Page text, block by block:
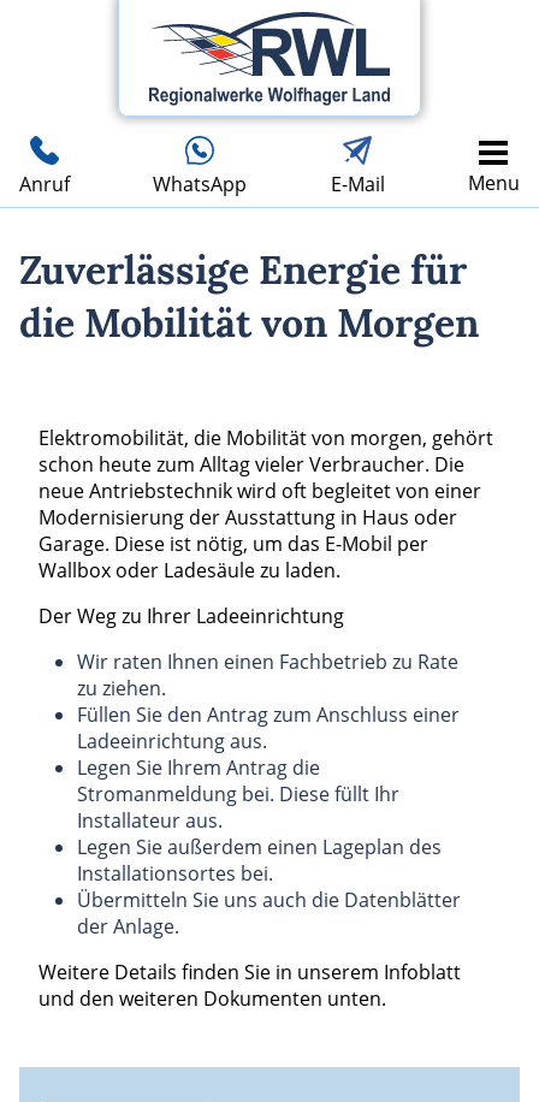
Anruf WhatsApp E-Mail Menu
Zuverlässige Energie für
die Mobilität von Morgen
Elektromobilität, die Mobilität von morgen, gehört
schon heute zum Alltag vieler Verbraucher. Die
neue Antriebstechnik wird oft begleitet von einer
Modernisierung der Ausstattung in Haus oder
Garage. Diese ist nötig, um das E-Mobil per
Wallbox oder Ladesäule zu laden.
Der Weg zu Ihrer Ladeeinrichtung
Wir raten Ihnen einen Fachbetrieb zu Rate
zu ziehen.
Füllen Sie den Antrag zum Anschluss einer
Ladeeinrichtung aus.
Legen Sie Ihrem Antrag die
Stromanmeldung bei. Diese füllt Ihr
Installateur aus.
Legen Sie außerdem einen Lageplan des
Installationsortes bei.
Übermitteln Sie uns auch die Datenblätter
der Anlage.
Weitere Details finden Sie in unserem Infoblatt
und den weiteren Dokumenten unten.